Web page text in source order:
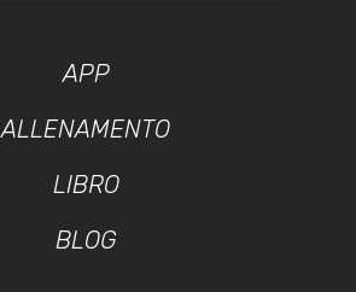
APP
ALLENAMENTO
LIBRO
BLOG